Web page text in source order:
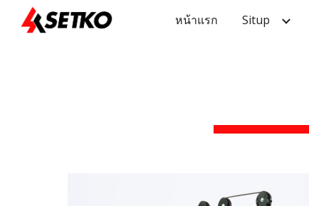
หน้าแรก Situp